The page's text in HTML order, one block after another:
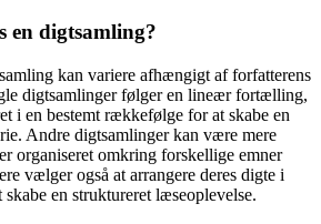
en digtsamling?
kan variere afhængigt af forfatterens
digtsamlinger følger en lineær fortælling,
i en bestemt rækkefølge for at skabe en
Andre digtsamlinger kan være mere
organiseret omkring forskellige emner
vælger også at arrangere deres digte i
en struktureret læseoplevelse.